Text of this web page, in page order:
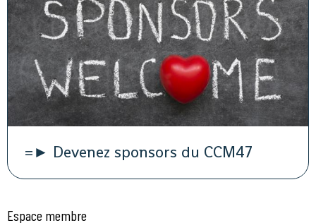
=► Devenez sponsors du CCM47
Espace membre